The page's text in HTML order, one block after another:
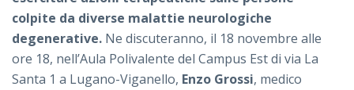
colpite da diverse malattie neurologiche
degenerative. Ne discuteranno, il 18 novembre alle
ore 18, nell’Aula Polivalente del Campus Est di via La
Santa 1 a Lugano-Viganello, Enzo Grossi, medico